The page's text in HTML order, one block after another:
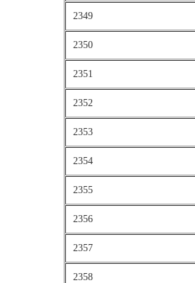
2349
2350
2351
2352
2353
2354
2355
2356
2357
2358